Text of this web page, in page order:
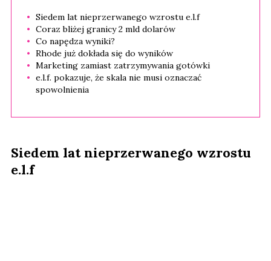
Siedem lat nieprzerwanego wzrostu e.l.f
Coraz bliżej granicy 2 mld dolarów
Co napędza wyniki?
Rhode już dokłada się do wyników
Marketing zamiast zatrzymywania gotówki
e.l.f. pokazuje, że skala nie musi oznaczać
spowolnienia
Siedem lat nieprzerwanego wzrostu
e.l.f